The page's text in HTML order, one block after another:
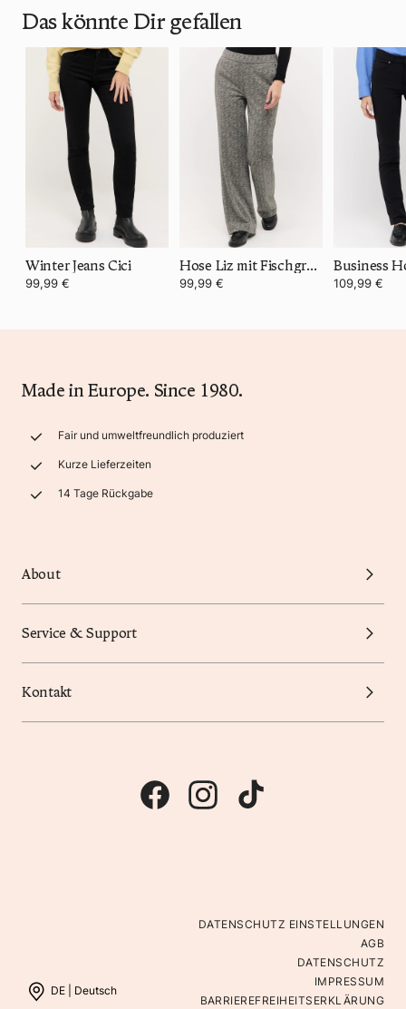
Das könnte Dir gefallen
Winter Jeans Cici
99,99 €
Hose Liz mit Fischgratmuster
99,99 €
Business
109,99 €
Made in Europe. Since 1980.
Fair und umweltfreundlich produziert
Kurze Lieferzeiten
14 Tage Rückgabe
About
Service & Support
Kontakt
DE | Deutsch
DATENSCHUTZ EINSTELLUNGEN
AGB
DATENSCHUTZ
IMPRESSUM
BARRIEREFREIHEITSERKLÄRUNG